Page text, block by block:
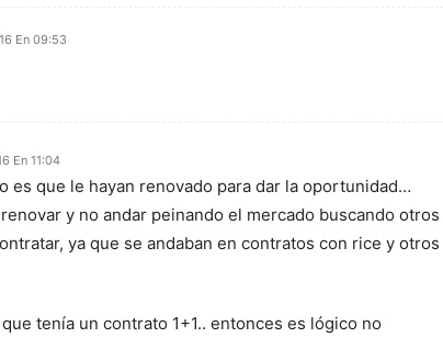
En 09:53
En 11:04
es que le hayan renovado para dar la oportunidad…
y no andar peinando el mercado buscando otros
ya que se andaban en contratos con rice y otros
tenía un contrato 1+1.. entonces es lógico no